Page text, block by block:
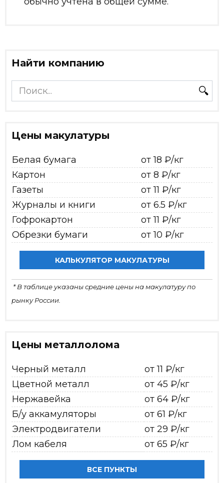
Найти компанию
Search
for:
Цены макулатуры
Белая бумага
от 18 ₽/кг
Картон
от 8 ₽/кг
Газеты
от 11 ₽/кг
Журналы и книги
от 6.5 ₽/кг
Гофрокартон
от 11 ₽/кг
Обрезки бумаги
от 10 ₽/кг
КАЛЬКУЛЯТОР МАКУЛАТУРЫ
* В таблице указаны средние цены на макулатуру по
рынку России.
Цены металлолома
Черный металл
от 11 ₽/кг
Цветной металл
от 45 ₽/кг
Нержавейка
от 64 ₽/кг
Б/у аккамуляторы
от 61 ₽/кг
Электродвигатели
от 29 ₽/кг
Лом кабеля
от 65 ₽/кг
ВСЕ ПУНКТЫ